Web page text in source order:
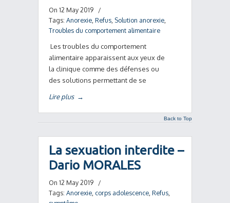
On 12 May 2019
/
Tags: Anorexie Refus Solution anorexie
Troubles du comportement alimentaire
Les troubles du comportement
alimentaire apparaissent aux yeux de
la clinique comme des défenses ou
des solutions permettant de se
Lire plus →
Back to Top
La sexuation interdite –
Dario MORALES
On 12 May 2019
/
Tags: Anorexie corps adolescence Refus